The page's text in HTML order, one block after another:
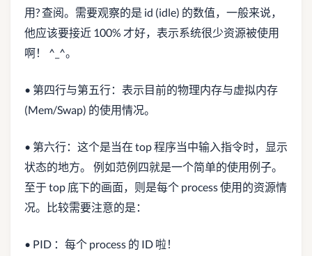
用? 查阅。需要观察的是 id (idle) 的数值，一般来说，
他应该要接近 100% 才好，表示系统很少资源被使用
啊！ ^_^。
• 第四行与第五行：表示目前的物理内存与虚拟内存
(Mem/Swap) 的使用情况。
• 第六行：这个是当在 top 程序当中输入指令时，显示
状态的地方。 例如范例四就是一个简单的使用例子。
至于 top 底下的画面，则是每个 process 使用的资源情
况。比较需要注意的是：
• PID ：每个 process 的 ID 啦！